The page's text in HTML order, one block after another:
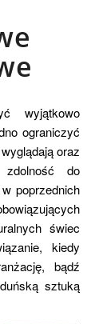
wyjątkowo
ograniczyć
oraz
zdolność do
poprzednich
świec
kiedy
bądź
sztuką